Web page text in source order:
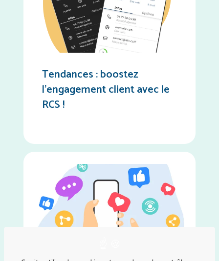
Tendances : boostez
l’engagement client avec le
RCS !